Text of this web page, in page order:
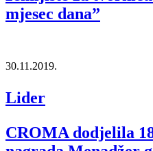
mjesec dana”
30.11.2019.
Lider
CROMA dodjelila